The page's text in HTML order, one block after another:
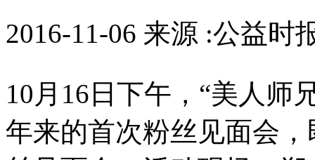
2016-11-06 来源 :公益时
10月16日下午，“美人师
年来的首次粉丝见面会